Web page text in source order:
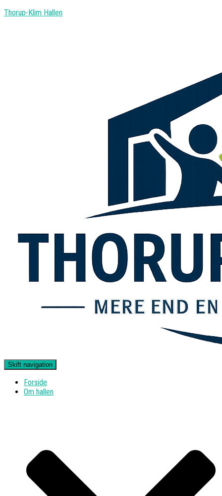
Thorup-Klim Hallen
Skift navigation
Forside
Om hallen